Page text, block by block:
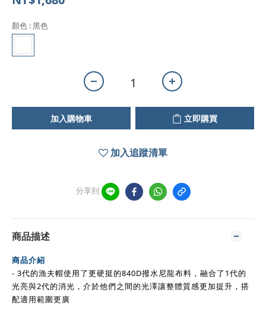
顏色 : 黑色
加入購物車 立即購買
加入追蹤清單
分享到
商品描述
商品介紹
- 3代的漁夫帽使用了更硬挺的840D撥水尼龍布料， 融合了1代的
光亮與2代的消光，介於他們之間的光澤讓整體質感更加提升，搭
配適用範圍更廣